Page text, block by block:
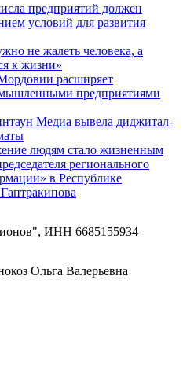
предприятий должен
условий для развития
не жалеть человека, а
к жизни»
расширяет
предприятиями
Медиа вывела диджитал-
людям стало жизненным
регионального
в Республике
ИНН 6685155934
Ольга Валерьевна